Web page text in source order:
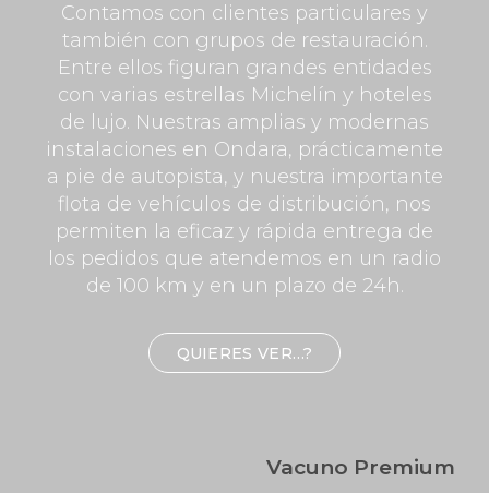
Contamos con clientes particulares y
también con grupos de restauración.
Entre ellos figuran grandes entidades
con varias estrellas Michelín y hoteles
de lujo. Nuestras amplias y modernas
instalaciones en Ondara, prácticamente
a pie de autopista, y nuestra importante
flota de vehículos de distribución, nos
permiten la eficaz y rápida entrega de
los pedidos que atendemos en un radio
de 100 km y en un plazo de 24h.
QUIERES VER…?
Vacuno Premium